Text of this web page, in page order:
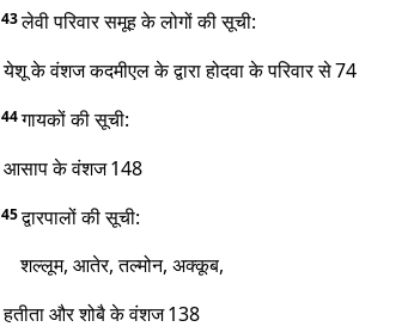
43लेवी परिवार समूह के लोगों की सूची:
येशू के वंशज कदमीएल के द्वारा होदवा के परिवार से74
44गायकों की सूची:
आसाप के वंशज 148
45द्वारपालों की सूची:
शल्लूम, आतेर, तल्मोन, अक्कूब,
हतीता और शोबै के वंशज 138